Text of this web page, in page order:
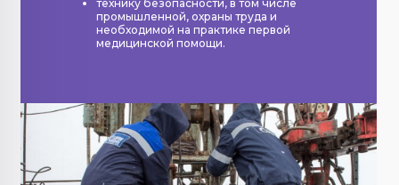
технику безопасности, в том числе
промышленной, охраны труда и
необходимой на практике первой
медицинской помощи.